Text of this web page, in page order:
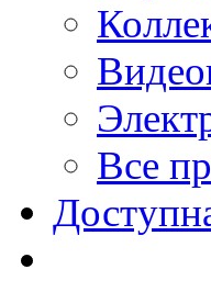
Все